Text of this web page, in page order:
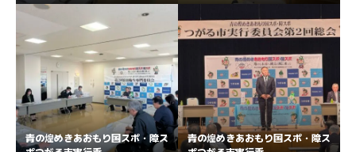
青の煌めきあおもり国スポ・障ス
青の煌めきあおもり国スポ・障ス